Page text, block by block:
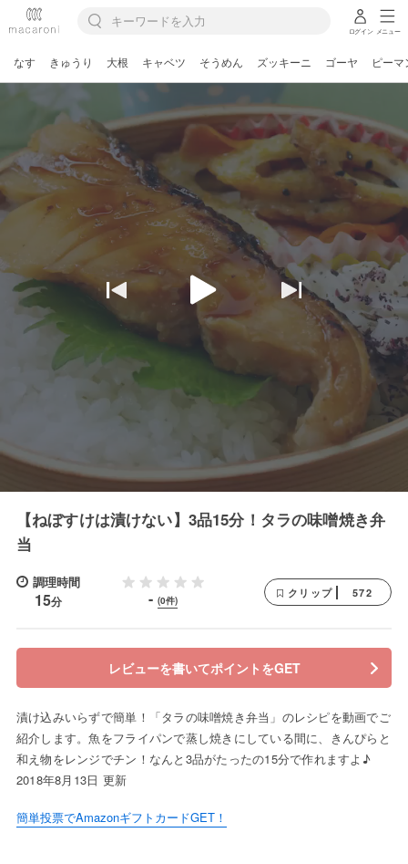
ログイン メニュー
なす きゅうり 大根 キャベツ そうめん ズッキーニ ゴーヤ ピーマ
【ねぼすけは漬けない】3品15分！タラの味噌焼き弁
当
調理時間
15分 - (0件)
クリップ 572
レビューを書いてポイントをGET
漬け込みいらずで簡単！「タラの味噌焼き弁当」のレシピを動画でご
紹介します。魚をフライパンで蒸し焼きにしている間に、きんぴらと
和え物をレンジでチン！なんと3品がたったの15分で作れますよ♪
2018年8月13日 更新
簡単投票でAmazonギフトカードGET！